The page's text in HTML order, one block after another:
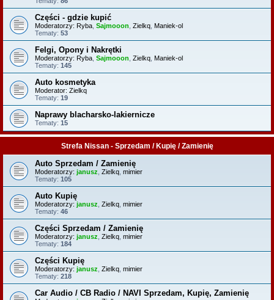
Części - gdzie kupić
Moderatorzy: Ryba Sajmooon Zielkq Maniek-ol
Tematy: 53
Felgi, Opony i Nakrętki
Moderatorzy: Ryba Sajmooon Zielkq Maniek-ol
Tematy: 145
Auto kosmetyka
Moderator: Zielkq
Tematy: 19
Naprawy blacharsko-lakiernicze
Tematy: 15
Strefa Nissan - Sprzedam / Kupię / Zamienię
Auto Sprzedam / Zamienię
Moderatorzy: janusz Zielkq mimier
Tematy: 105
Auto Kupię
Moderatorzy: janusz Zielkq mimier
Tematy: 46
Części Sprzedam / Zamienię
Moderatorzy: janusz Zielkq mimier
Tematy: 184
Części Kupię
Moderatorzy: janusz Zielkq mimier
Tematy: 218
Car Audio / CB Radio / NAVI Sprzedam, Kupię, Zamienię